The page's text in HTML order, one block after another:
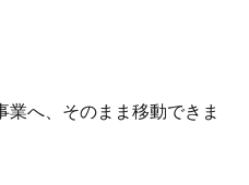
業へ、そのまま移動できま